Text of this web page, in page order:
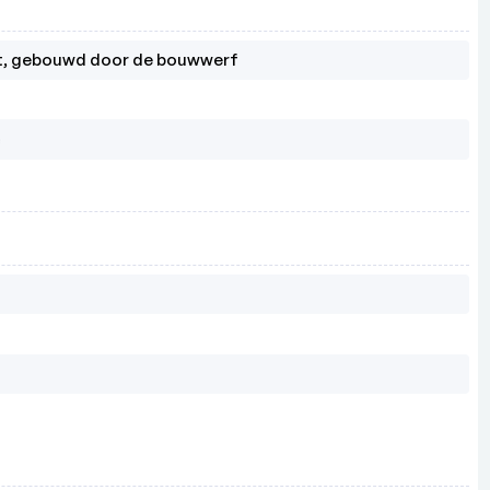
gebouwd door de bouwwerf